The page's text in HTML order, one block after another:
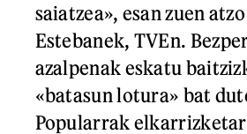
saiatzea», esan zuen
Estebanek, TVEn.
azalpenak eskatu
«batasun lotura» bat
Popularrak